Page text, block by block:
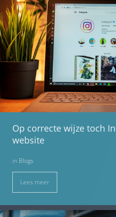
Op correcte wijze toch
website
in Blogs
Lees meer